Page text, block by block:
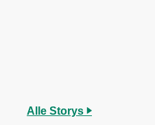
Alle Storys